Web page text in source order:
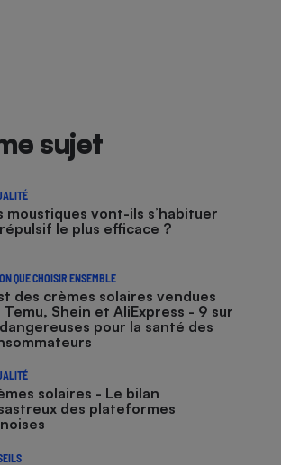
sujet
moustiques vont-ils s’habituer
le plus efficace ?
QUE CHOISIR ENSEMBLE
des crèmes solaires vendues
Temu, Shein et AliExpress - 9 sur
pour la santé des
solaires - Le bilan
des plateformes